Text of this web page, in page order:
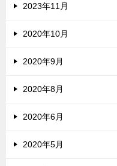
2023年11月
2020年10月
2020年9月
2020年8月
2020年6月
2020年5月